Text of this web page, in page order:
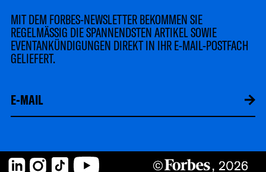
MIT DEM FORBES-NEWSLETTER BEKOMMEN SIE
REGELMÄSSIG DIE SPANNENDSTEN ARTIKEL SOWIE
EVENTANKÜNDIGUNGEN DIREKT IN IHR E-MAIL-POSTFACH
GELIEFERT.
LinkedInInstagram
TikTok